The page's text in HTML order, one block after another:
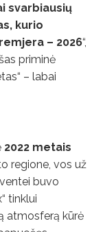
svarbiausių
kurio
– 2026“,
priminė
– labai
2022 metais
regione, vos už
buvo
tinklui
atmosferą kūrė